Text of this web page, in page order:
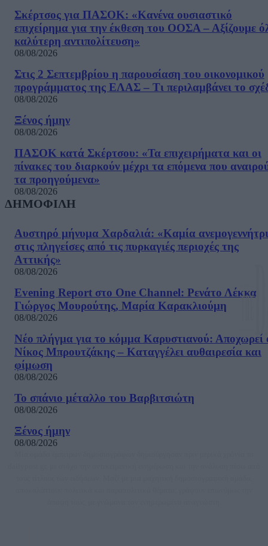
Σκέρτσος για ΠΑΣΟΚ: «Κανένα ουσιαστικό
επιχείρημα για την έκθεση του ΟΟΣΑ – Αξίζουμε
καλύτερη αντιπολίτευση»
08/08/2026
Στις 2 Σεπτεμβρίου η παρουσίαση του οικονομικού
προγράμματος της ΕΛΑΣ – Τι περιλαμβάνει το
08/08/2026
Ξένος ήμην
08/08/2026
ΠΑΣΟΚ κατά Σκέρτσου: «Τα επιχειρήματα και οι
πίνακες του διαρκούν μέχρι τα επόμενα που
τα προηγούμενα»
08/08/2026
ΔΗΜΟΦΙΛΗ
Αυστηρό μήνυμα Χαρδαλιά: «Καμία
στις πληγείσες από τις πυρκαγιές περιοχές της
Αττικής»
08/08/2026
Evening Report στο One Channel: Ρενάτο Λέκκα,
Γιώργος Μουρούτης, Μαρία Καρακλιούμη
08/08/2026
Νέο πλήγμα για το κόμμα Καρυστιανού: Αποχωρεί
Νίκος Μπρουτζάκης – Καταγγέλει αυθαιρεσία και
φίμωση
08/08/2026
Το σπάνιο μέταλλο του Βαρβιτσιώτη
08/08/2026
Ξένος ήμην
08/08/2026